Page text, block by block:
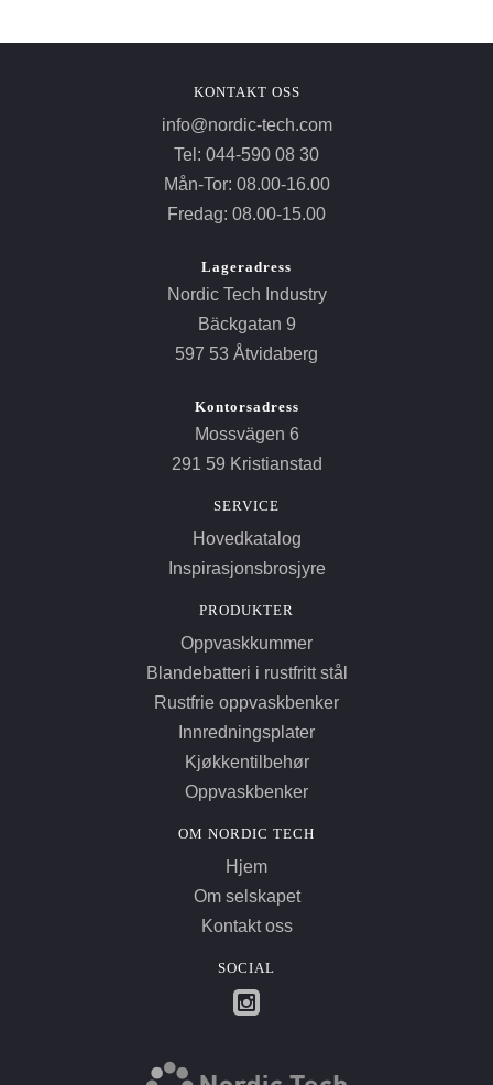
KONTAKT OSS
info@nordic-tech.com
Tel: 044-590 08 30
Mån-Tor: 08.00-16.00
Fredag: 08.00-15.00
Lageradress
Nordic Tech Industry
Bäckgatan 9
597 53 Åtvidaberg
Kontorsadress
Mossvägen 6
291 59 Kristianstad
SERVICE
Hovedkatalog
Inspirasjonsbrosjyre
PRODUKTER
Oppvaskkummer
Blandebatteri i rustfritt stål
Rustfrie oppvaskbenker
Innredningsplater
Kjøkkentilbehør
Oppvaskbenker
OM NORDIC TECH
Hjem
Om selskapet
Kontakt oss
SOCIAL